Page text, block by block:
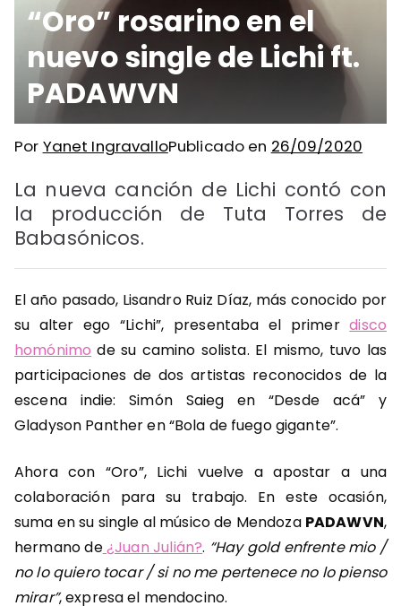
“Oro” rosarino en el
nuevo single de Lichi ft.
PADAWVN
Por Yanet IngravalloPublicado en 26/09/2020
La nueva canción de Lichi contó con
la producción de Tuta Torres de
Babasónicos.
El año pasado, Lisandro Ruiz Díaz, más conocido por
su alter ego “Lichi”, presentaba el primerdisco
homónimo de su camino solista. El mismo, tuvo las
participaciones de dos artistas reconocidos de la
escena indie: Simón Saieg en “Desde acá” y
Gladyson Panther en “Bola de fuego gigante”.
Ahora con “Oro”, Lichi vuelve a apostar a una
colaboración para su trabajo. En este ocasión,
suma en su single al músico de Mendoza PADAWVN,
hermano de¿Juan Julián?. “Hay gold enfrente mio /
no lo quiero tocar / si no me pertenece no lo pienso
mirar”, expresa el mendocino.